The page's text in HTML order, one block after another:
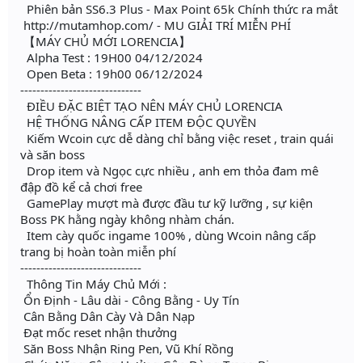
Phiên bản SS6.3 Plus - Max Point 65k Chính thức ra mắt
http://mutamhop.com/ - MU GIẢI TRÍ MIỄN PHÍ
【MÁY CHỦ MỚI LORENCIA】
Alpha Test : 19H00 04/12/2024
Open Beta : 19h00 06/12/2024
------------------------------
ĐIỀU ĐẶC BIỆT TẠO NÊN MÁY CHỦ LORENCIA
HỆ THỐNG NÂNG CẤP ITEM ĐỘC QUYỀN
Kiếm Wcoin cực dễ dàng chỉ bằng việc reset , train quái
và săn boss
Drop item và Ngọc cực nhiều , anh em thỏa đam mê
đập đồ kể cả chơi free
GamePlay mượt mà được đầu tư kỹ lưỡng , sự kiện
Boss PK hằng ngày không nhàm chán.
Item cày quốc ingame 100% , dùng Wcoin nâng cấp
trang bị hoàn toàn miễn phí
------------------------------
Thông Tin Máy Chủ Mới :
️ Ổn Định - Lâu dài - Công Bằng - Uy Tín
️ Cân Bằng Dân Cày Và Dân Nạp
️ Đạt mốc reset nhận thưởng
️ Săn Boss Nhận Ring Pen, Vũ Khí Rồng